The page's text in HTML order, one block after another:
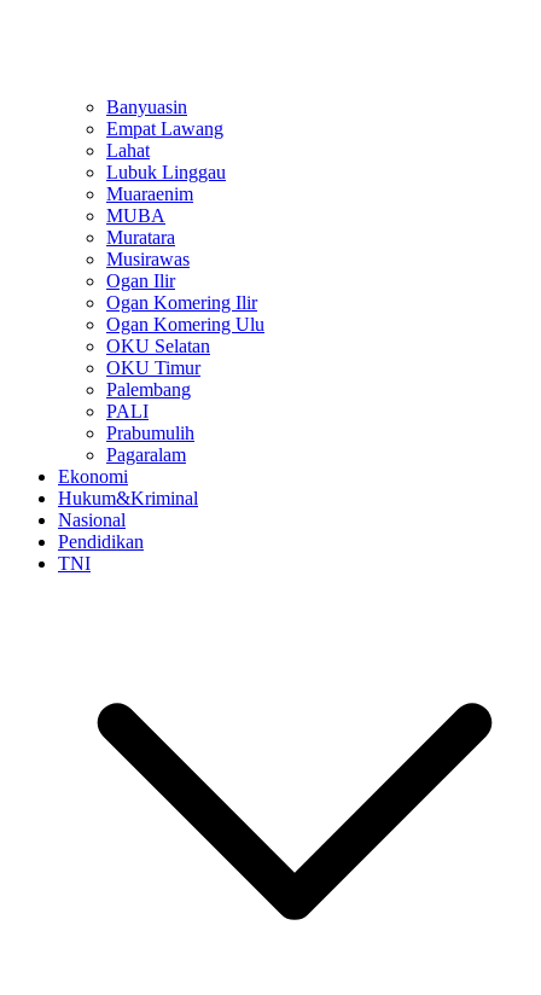
Banyuasin
Empat Lawang
Lahat
Lubuk Linggau
Muaraenim
MUBA
Muratara
Musirawas
Ogan Ilir
Ogan Komering Ilir
Ogan Komering Ulu
OKU Selatan
OKU Timur
Palembang
PALI
Prabumulih
Pagaralam
Ekonomi
Hukum&Kriminal
Nasional
Pendidikan
TNI